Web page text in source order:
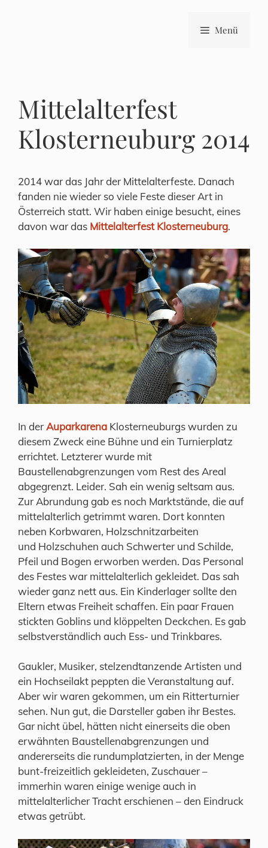
Menü
Mittelalterfest
Klosterneuburg 2014
2014 war das Jahr der Mittelalterfeste. Danach
fanden nie wieder so viele Feste dieser Art in
Österreich statt. Wir haben einige besucht, eines
davon war das Mittelalterfest Klosterneuburg.
In derAuparkarena Klosterneuburgs wurden zu
diesem Zweck eine Bühne und ein Turnierplatz
errichtet. Letzterer wurde mit
Baustellenabgrenzungen vom Rest des Areal
abgegrenzt. Leider. Sah ein wenig seltsam aus.
Zur Abrundung gab es noch Marktstände, die auf
mittelalterlich getrimmt waren. Dort konnten
neben Korbwaren, Holzschnitzarbeiten
und Holzschuhen auch Schwerter und Schilde,
Pfeil und Bogen erworben werden. Das Personal
des Festes war mittelalterlich gekleidet. Das sah
wieder ganz nett aus. Ein Kinderlager sollte den
Eltern etwas Freiheit schaffen. Ein paar Frauen
stickten Goblins und klöppelten Deckchen. Es gab
selbstverständlich auch Ess- und Trinkbares.
Gaukler, Musiker, stelzendtanzende Artisten und
ein Hochseilakt peppten die Veranstaltung auf.
Aber wir waren gekommen, um ein Ritterturnier
sehen. Nun gut, die Darsteller gaben ihr Bestes.
Gar nicht übel, hätten nicht einerseits die oben
erwähnten Baustellenabgrenzungen und
andererseits die rundumplatzierten, in der Menge
bunt-freizeitlich gekleideten, Zuschauer –
immerhin waren einige wenige auch in
mittelalterlicher Tracht erschienen – den Eindruck
etwas getrübt.